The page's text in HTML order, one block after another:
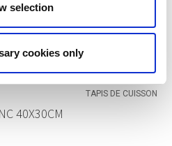
selection
cookies only
TAPIS DE CUISSON
40X30CM